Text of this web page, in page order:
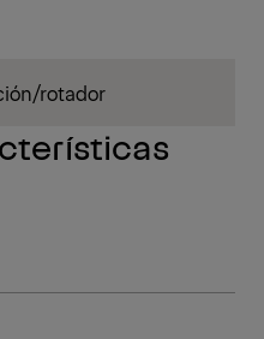
rotador